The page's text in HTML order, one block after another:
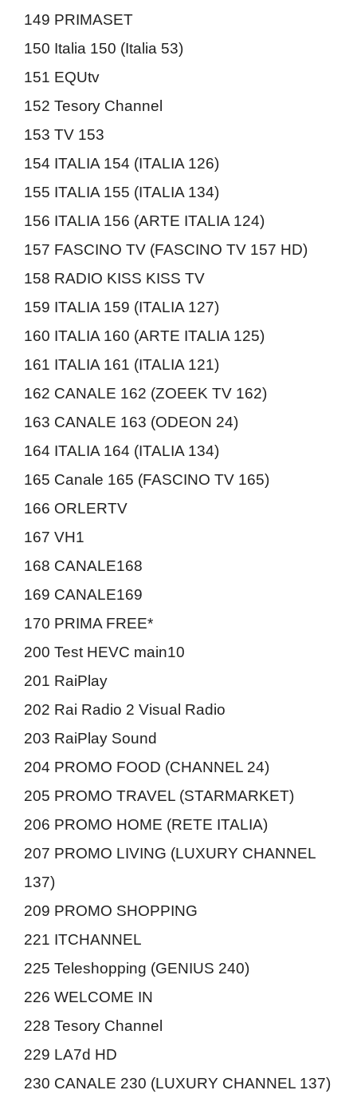
149 PRIMASET
150 Italia 150 (Italia 53)
151 EQUtv
152 Tesory Channel
153 TV 153
154 ITALIA 154 (ITALIA 126)
155 ITALIA 155 (ITALIA 134)
156 ITALIA 156 (ARTE ITALIA 124)
157 FASCINO TV (FASCINO TV 157 HD)
158 RADIO KISS KISS TV
159 ITALIA 159 (ITALIA 127)
160 ITALIA 160 (ARTE ITALIA 125)
161 ITALIA 161 (ITALIA 121)
162 CANALE 162 (ZOEEK TV 162)
163 CANALE 163 (ODEON 24)
164 ITALIA 164 (ITALIA 134)
165 Canale 165 (FASCINO TV 165)
166 ORLERTV
167 VH1
168 CANALE168
169 CANALE169
170 PRIMA FREE*
200 Test HEVC main10
201 RaiPlay
202 Rai Radio 2 Visual Radio
203 RaiPlay Sound
204 PROMO FOOD (CHANNEL 24)
205 PROMO TRAVEL (STARMARKET)
206 PROMO HOME (RETE ITALIA)
207 PROMO LIVING (LUXURY CHANNEL
137)
209 PROMO SHOPPING
221 ITCHANNEL
225 Teleshopping (GENIUS 240)
226 WELCOME IN
228 Tesory Channel
229 LA7d HD
230 CANALE 230 (LUXURY CHANNEL 137)